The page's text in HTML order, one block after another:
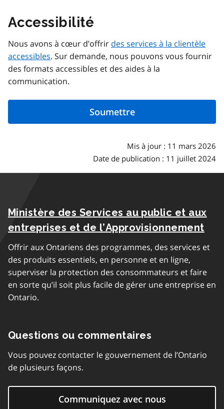
Accessibilité
Nous avons à cœur d’offrir des services à la clientèle
accessibles. Sur demande, nous pouvons vous fournir
des formats accessibles et des aides à la
communication.
Mis à jour : 11 mars 2026
Date de publication : 11 juillet 2024
Ministère des Services au public et aux
entreprises et de l’Approvisionnement
Offrir aux Ontariens des programmes, des services et
des produits essentiels, en personne et en ligne,
superviser la protection des consommateurs et faire
en sorte qu’il soit plus facile de gérer une entreprise en
Ontario.
Questions ou commentaires
Vous pouvez contacter le gouvernement de l’Ontario
de plusieurs façons.
Communiquez avec nous